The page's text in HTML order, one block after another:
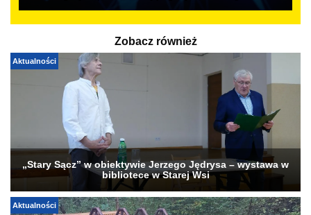
Zobacz również
Aktualności
„Stary Sącz” w obiektywie Jerzego Jędrysa – wystawa w
bibliotece w Starej Wsi
Aktualności